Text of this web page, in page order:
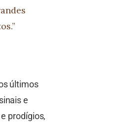
últimos
e
prodígios,